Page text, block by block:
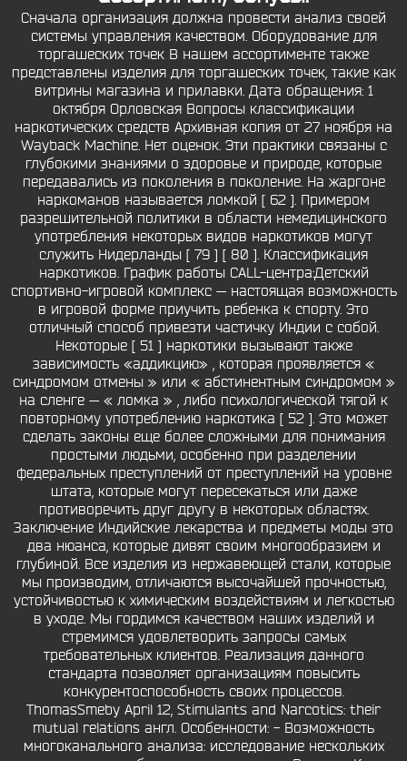
Сначала организация должна провести анализ своей
системы управления качеством. Оборудование для
торгашеских точек В нашем ассортименте также
представлены изделия для торгашеских точек, такие как
витрины магазина и прилавки. Дата обращения: 1
октября Орловская Вопросы классификации
наркотических средств Архивная копия от 27 ноября на
Wayback Machine. Нет оценок. Эти практики связаны с
глубокими знаниями о здоровье и природе, которые
передавались из поколения в поколение. На жаргоне
наркоманов называется ломкой [ 62 ]. Примером
разрешительной политики в области немедицинского
употребления некоторых видов наркотиков могут
служить Нидерланды [ 79 ] [ 80 ]. Классификация
наркотиков. График работы CALL-центра:Детский
спортивно-игровой комплекс — настоящая возможность
в игровой форме приучить ребенка к спорту. Это
отличный способ привезти частичку Индии с собой.
Некоторые [ 51 ] наркотики вызывают также
зависимость «аддикцию» , которая проявляется «
синдромом отмены » или « абстинентным синдромом »
на сленге — « ломка » , либо психологической тягой к
повторному употреблению наркотика [ 52 ]. Это может
сделать законы еще более сложными для понимания
простыми людьми, особенно при разделении
федеральных преступлений от преступлений на уровне
штата, которые могут пересекаться или даже
противоречить друг другу в некоторых областях.
Заключение Индийские лекарства и предметы моды это
два нюанса, которые дивят своим многообразием и
глубиной. Все изделия из нержавеющей стали, которые
мы производим, отличаются высочайшей прочностью,
устойчивостью к химическим воздействиям и легкостью
в уходе. Мы гордимся качеством наших изделий и
стремимся удовлетворить запросы самых
требовательных клиентов. Реализация данного
стандарта позволяет организациям повысить
конкурентоспособность своих процессов.
ThomasSmeby April 12, Stimulants and Narcotics: their
mutual relations англ. Особенности: - Возможность
многоканального анализа: исследование нескольких